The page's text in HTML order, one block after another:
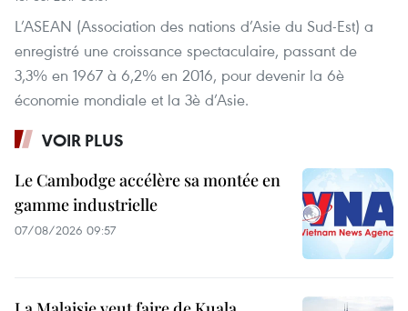
L’ASEAN (Association des nations d’Asie du Sud-Est) a
enregistré une croissance spectaculaire, passant de
3,3% en 1967 à 6,2% en 2016, pour devenir la 6è
économie mondiale et la 3è d’Asie.
VOIR PLUS
Le Cambodge accélère sa montée en
gamme industrielle
07/08/2026 09:57